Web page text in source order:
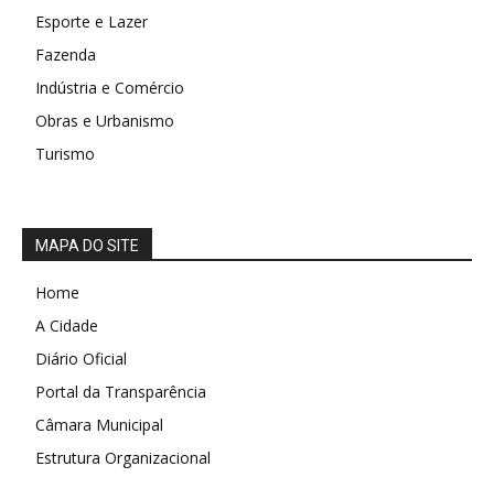
Esporte e Lazer
Fazenda
Indústria e Comércio
Obras e Urbanismo
Turismo
MAPA DO SITE
Home
A Cidade
Diário Oficial
Portal da Transparência
Câmara Municipal
Estrutura Organizacional